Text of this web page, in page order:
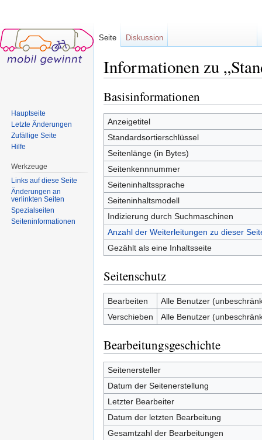
Informationen zu
Basisinformationen
Anzeigetitel
Standardsortierschlüssel
Seitenlänge (in Bytes)
Seitenkennnummer
Seiteninhaltssprache
Seiteninhaltsmodell
Indizierung durch Suchmaschinen
Anzahl der Weiterleitungen zu dieser
Gezählt als eine Inhaltsseite
Seitenschutz
Bearbeiten
Alle Benutzer
Verschieben
Alle Benutzer
Bearbeitungsgeschichte
Seitenersteller
Datum der Seitenerstellung
Letzter Bearbeiter
Datum der letzten Bearbeitung
Gesamtzahl der Bearbeitungen
Seite Diskussion
Hauptseite
Letzte Änderungen
Zufällige Seite
Hilfe
Werkzeuge
Links auf diese Seite
Änderungen an
verlinkten Seiten
Spezialseiten
Seiten­informationen